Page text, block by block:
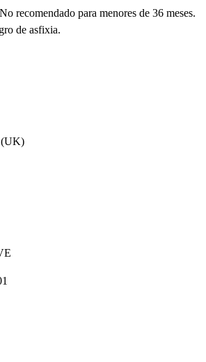
recomendado para menores de 36 meses.
de asfixia.